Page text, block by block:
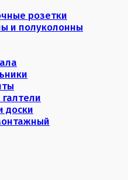
розетки
и полуколонны
доски